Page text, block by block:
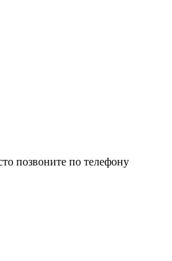
позвоните по телефону